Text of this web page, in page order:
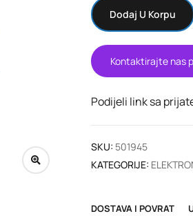
Dodaj U Korpu
Kontaktirajte nas
Podijeli link sa
SKU: 501945
KATEGORIJE:
DOSTAVA I POVRAT